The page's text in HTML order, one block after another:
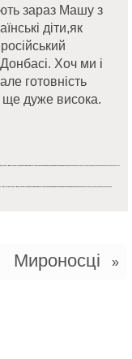
зараз Машу з
діти,як
Хоч ми і
готовність
ще дуже висока.
Мироносці »